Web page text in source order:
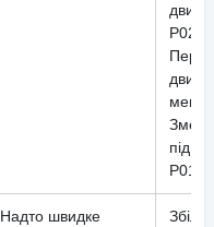
Надто швидке